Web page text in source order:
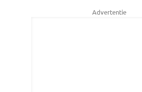
Advertentie